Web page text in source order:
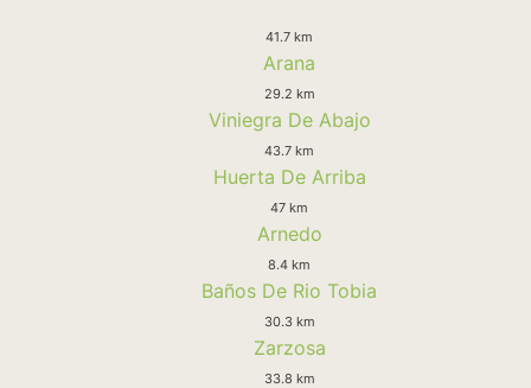
41.7 km
Arana
29.2 km
Viniegra De Abajo
43.7 km
Huerta De Arriba
47 km
Arnedo
8.4 km
Baños De Rio Tobia
30.3 km
Zarzosa
33.8 km